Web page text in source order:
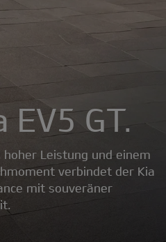
EV5 GT.
Leistung und einem
verbindet der Kia
mit souveräner